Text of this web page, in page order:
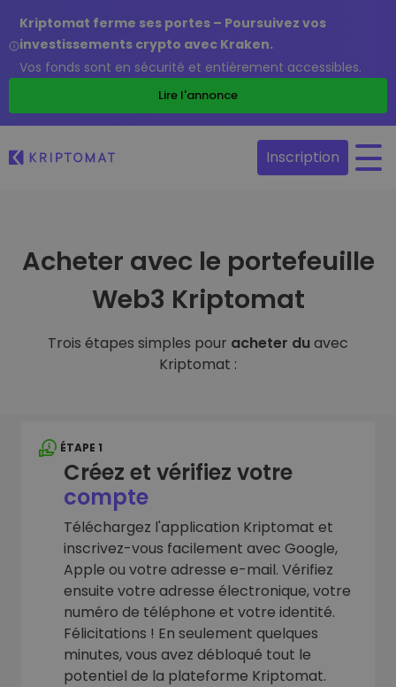
Kriptomat ferme ses portes – Poursuivez vos
investissements crypto avec Kraken.
Vos fonds sont en sécurité et entièrement accessibles.
Lire l'annonce
Inscription
Acheter avec le portefeuille
Web3 Kriptomat
Trois étapes simples pour acheter duavec
Kriptomat :
ÉTAPE 1
Créez et vérifiez votre
compte
Téléchargez l'application Kriptomat et
inscrivez-vous facilement avec Google,
Apple ou votre adresse e-mail. Vérifiez
ensuite votre adresse électronique, votre
numéro de téléphone et votre identité.
Félicitations ! En seulement quelques
minutes, vous avez débloqué tout le
potentiel de la plateforme Kriptomat.